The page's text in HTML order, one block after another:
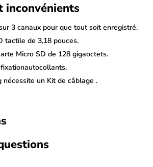
3 canaux
Botslab G980H Pro 3CH dashcam
distinctes. L'unité principale, qui
est équipée d'une caméra 4K qui filme
trouve une caméra d'intérieur qui peut
les directions. La G980H Pro 3CH est
3CH est livrée avec une caméra arrière
inconvénients
3 canaux pour que tout soit enregistré.
tactile de 3,18 pouces.
Micro SD de 128 gigaoctets.
nécessite un Kit de câblage .